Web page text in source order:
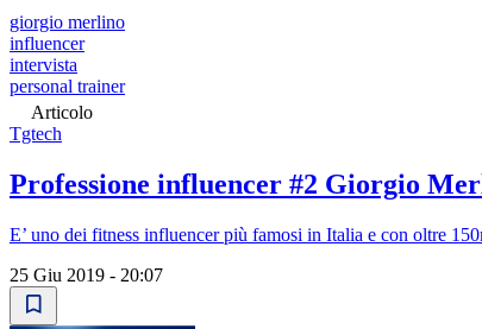
giorgio merlino
influencer
intervista
personal trainer
Articolo
Tgtech
Professione influencer #2 Giorgio
E’ uno dei fitness influencer più famosi in Italia e con oltre
25 Giu 2019 - 20:07